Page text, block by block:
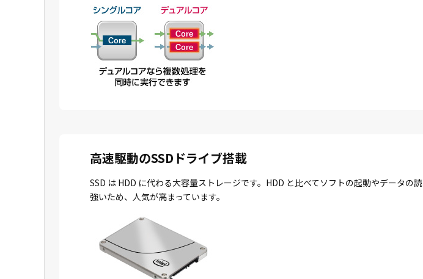
高速駆動のSSDドライブ搭載
SSD は HDD に代わる大容量ストレージです。HDD と比べてソフトの起動やデータ
強いため、人気が高まっています。